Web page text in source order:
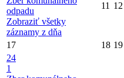
odpadu
Zobraziť všetky
záznamy z dňa
11 12
17 18 19
24
1